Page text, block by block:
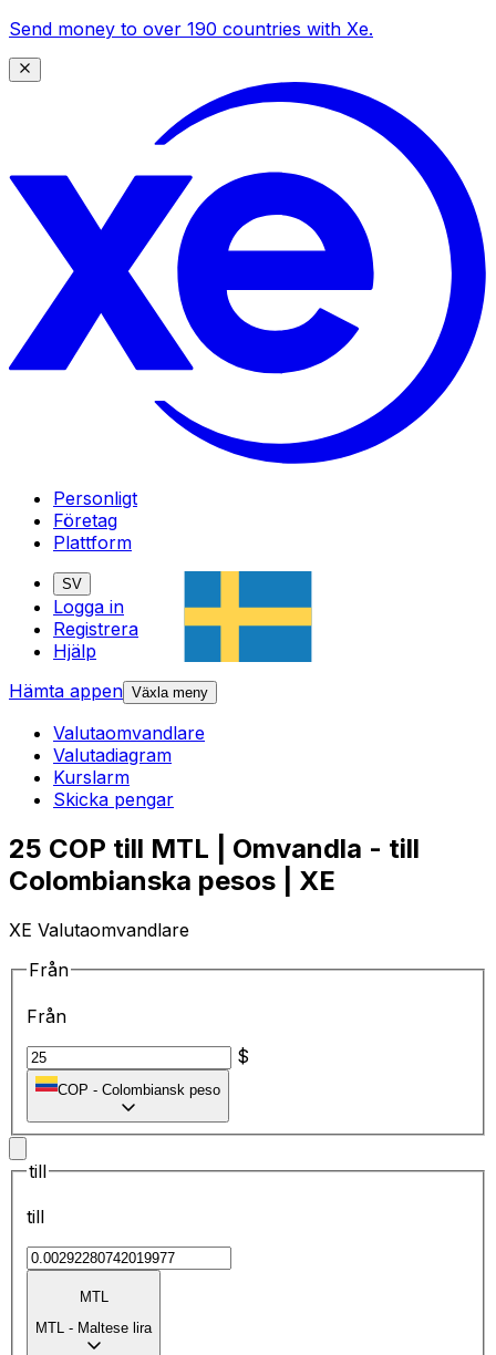
Send money to over 190 countries with Xe.
Personligt
Företag
Plattform
SV
Logga in
Registrera
Hjälp
Hämta appen Växla meny
Valutaomvandlare
Valutadiagram
Kurslarm
Skicka pengar
25 COP till MTL | Omvandla - till
Colombianska pesos | XE
XE Valutaomvandlare
Från
Från
$
COP - Colombiansk peso
till
till
MTL
MTL - Maltese lira